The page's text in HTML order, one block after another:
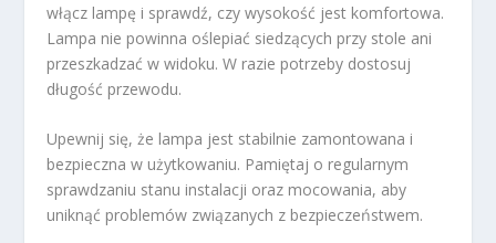
włącz lampę i sprawdź, czy wysokość jest komfortowa.
Lampa nie powinna oślepiać siedzących przy stole ani
przeszkadzać w widoku. W razie potrzeby dostosuj
długość przewodu.
Upewnij się, że lampa jest stabilnie zamontowana i
bezpieczna w użytkowaniu. Pamiętaj o regularnym
sprawdzaniu stanu instalacji oraz mocowania, aby
uniknąć problemów związanych z bezpieczeństwem.